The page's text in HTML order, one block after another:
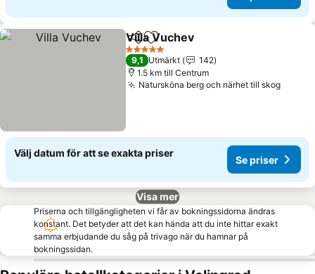
Dela Lägg till i Mina Favoriter
Villa Vuchev
5 Stjärnor
9,1 Utmärkt
142
1.5 km till Centrum
Natursköna berg och närhet till skogSe
Välj datum för att se exakta priser
Se priser
Visa mer
Priserna och tillgängligheten vi får av bokningssidorna ändras
konstant. Det betyder att det kan hända att du inte hittar exakt
samma erbjudande du såg på trivago när du hamnar på
bokningssidan.